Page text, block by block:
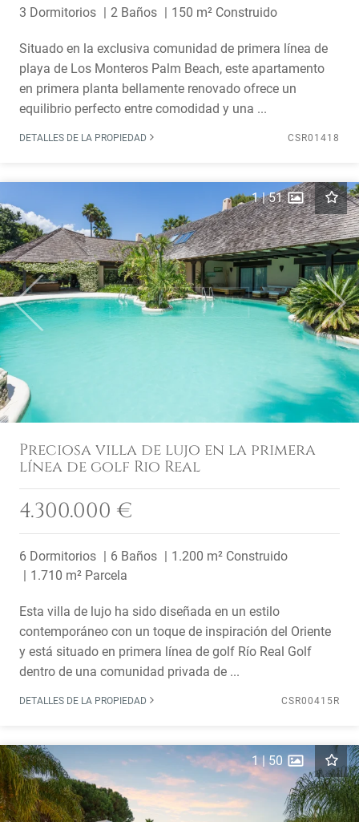
3 Dormitorios 2 Baños 150 m² Construido
Situado en la exclusiva comunidad de primera línea de
playa de Los Monteros Palm Beach, este apartamento
en primera planta bellamente renovado ofrece un
equilibrio perfecto entre comodidad y una ...
DETALLES DE LA PROPIEDAD CSR01418
Previous Next
1|51
Preciosa villa de lujo en la primera
línea de golf Rio Real
4.300.000 €
6 Dormitorios 6 Baños
1.200 m² Construido
1.710 m² Parcela
Esta villa de lujo ha sido diseñada en un estilo
contemporáneo con un toque de inspiración del Oriente
y está situado en primera línea de golf Río Real Golf
dentro de una comunidad privada de ...
DETALLES DE LA PROPIEDAD CSR00415R
1|50